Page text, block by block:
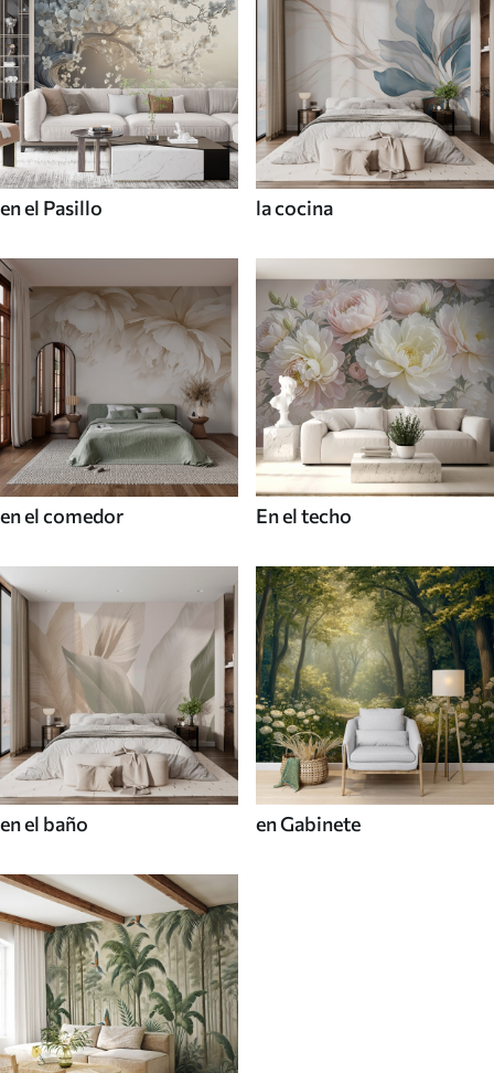
en el Pasillo la cocina
en el comedor En el techo
en el baño en Gabinete